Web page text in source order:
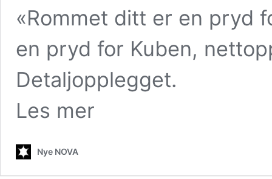
«Rommet ditt er en pryd
en pryd for Kuben,
Detaljopplegget.
Les mer
Nye NOVA